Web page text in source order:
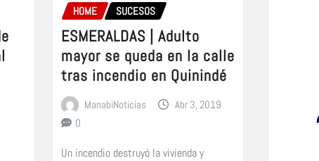
HOME SUCESOS
ESMERALDAS | Adulto
mayor se queda en la calle
tras incendio en Quinindé
ManabiNoticias
Abr 3, 2019
0
Un incendio destruyó la vivienda y